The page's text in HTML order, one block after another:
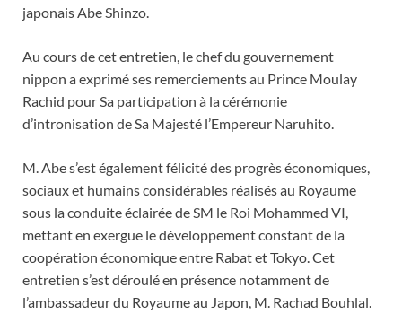
japonais Abe Shinzo.
Au cours de cet entretien, le chef du gouvernement
nippon a exprimé ses remerciements au Prince Moulay
Rachid pour Sa participation à la cérémonie
d’intronisation de Sa Majesté l’Empereur Naruhito.
M. Abe s’est également félicité des progrès économiques,
sociaux et humains considérables réalisés au Royaume
sous la conduite éclairée de SM le Roi Mohammed VI,
mettant en exergue le développement constant de la
coopération économique entre Rabat et Tokyo. Cet
entretien s’est déroulé en présence notamment de
l’ambassadeur du Royaume au Japon, M. Rachad Bouhlal.